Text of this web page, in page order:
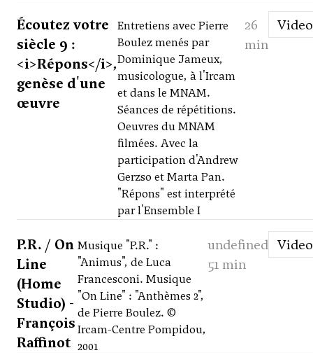
Écoutez votre
siècle 9 :
<i>Répons</i>,
genèse d'une
œuvre
Entretiens avec Pierre
Boulez menés par
Dominique Jameux,
musicologue, à l'Ircam
et dans le MNAM.
Séances de répétitions.
Oeuvres du MNAM
filmées. Avec la
participation d'Andrew
Gerzso et Marta Pan.
"Répons" est interprété
par l'Ensemble I
26
min
Video
P.R. / On
Line
(Home
Studio) -
François
Raffinot
Musique "P.R." :
"Animus", de Luca
Francesconi. Musique
"On Line" : "Anthèmes 2",
de Pierre Boulez. ©
Ircam-Centre Pompidou,
2001
undefined
51 min
Video